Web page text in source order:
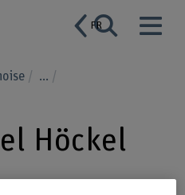
FR
...
Höckel